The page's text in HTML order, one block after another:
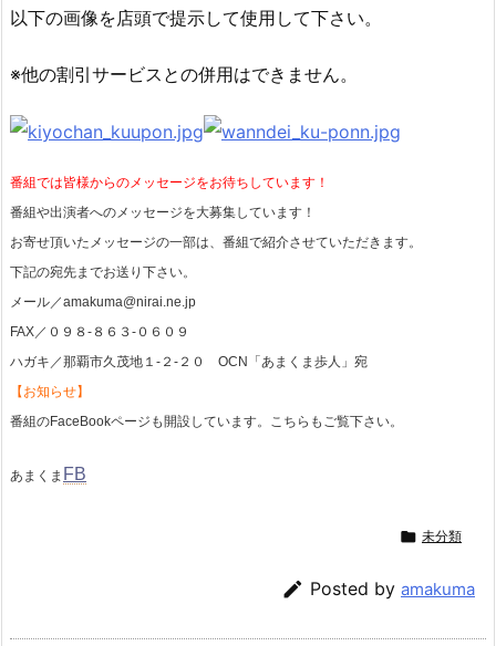
以下の画像を店頭で提示して使用して下さい。
※他の割引サービスとの併用はできません。
番組では皆様からのメッセージをお待ちしています！
番組や出演者へのメッセージを大募集しています！
お寄せ頂いたメッセージの一部は、番組で紹介させていただきます。
下記の宛先までお送り下さい。
メール／amakuma@nirai.ne.jp
FAX／０９８-８６３-０６０９
ハガキ／那覇市久茂地１-２-２０ OCN「あまくま歩人」宛
【お知らせ】
番組のFaceBookページも開設しています。こちらもご覧下さい。
あまくま FB
 未分類
 Posted by amakuma